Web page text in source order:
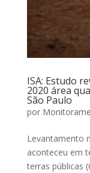
ISA: Estudo
2020 área
São Paulo
por
Levantamento
aconteceu em
terras públicas